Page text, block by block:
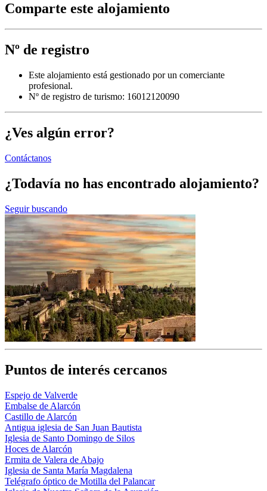
Comparte este alojamiento
Nº de registro
Este alojamiento está gestionado por un comerciante
profesional.
Nº de registro de turismo: 16012120090
¿Ves algún error?
Contáctanos
¿Todavía no has encontrado alojamiento?
Seguir buscando
Puntos de interés cercanos
Espejo de Valverde
Embalse de Alarcón
Castillo de Alarcón
Antigua iglesia de San Juan Bautista
Iglesia de Santo Domingo de Silos
Hoces de Alarcón
Ermita de Valera de Abajo
Iglesia de Santa María Magdalena
Telégrafo óptico de Motilla del Palancar